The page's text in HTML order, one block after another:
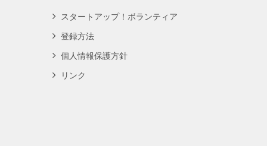
スタートアップ！ボランティア
登録方法
個人情報保護方針
リンク